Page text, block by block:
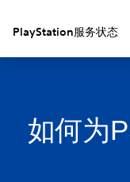
PlayStation服务状态
如何为